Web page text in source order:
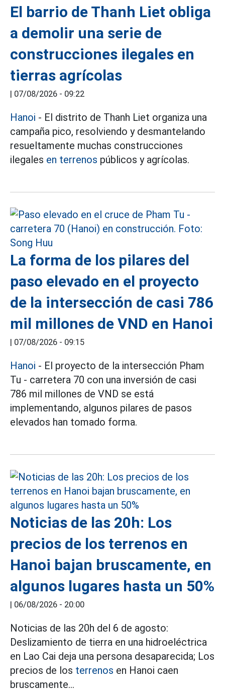
El barrio de Thanh Liet obliga
a demolir una serie de
construcciones ilegales en
tierras agrícolas
| 07/08/2026 - 09:22
Hanoi - El distrito de Thanh Liet organiza una
campaña pico, resolviendo y desmantelando
resueltamente muchas construcciones
ilegales en terrenos públicos y agrícolas.
La forma de los pilares del
paso elevado en el proyecto
de la intersección de casi 786
mil millones de VND en Hanoi
| 07/08/2026 - 09:15
Hanoi - El proyecto de la intersección Pham
Tu - carretera 70 con una inversión de casi
786 mil millones de VND se está
implementando, algunos pilares de pasos
elevados han tomado forma.
Noticias de las 20h: Los
precios de los terrenos en
Hanoi bajan bruscamente, en
algunos lugares hasta un 50%
| 06/08/2026 - 20:00
Noticias de las 20h del 6 de agosto:
Deslizamiento de tierra en una hidroeléctrica
en Lao Cai deja una persona desaparecida; Los
precios de los terrenos en Hanoi caen
bruscamente...